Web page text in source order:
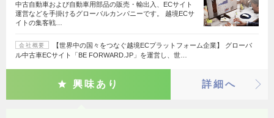
中古自動車および自動車用部品の販売・輸出入、ECサイト
運営などを手掛けるグローバルカンパニーです。 越境ECサ
イトの集客戦…
会社概要
【世界中の国々をつなぐ越境ECプラットフォーム企業】 グローバ
ル中古車ECサイト「BE FORWARD.JP」を運営し、世…
興味あり 詳細へ